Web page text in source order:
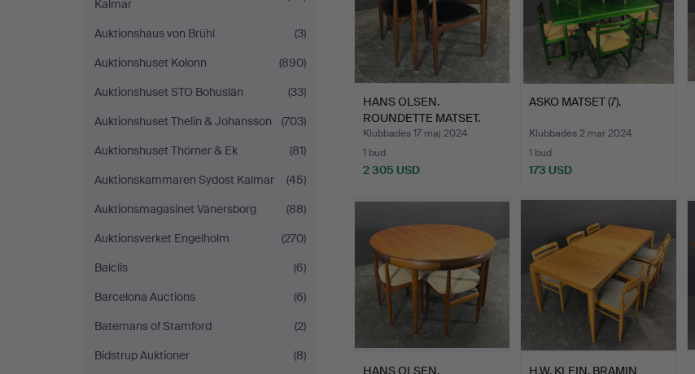
Kalmar
Auktionshaus von Brühl
(3)
Auktionshuset Kolonn
(890)
Auktionshuset STO Bohuslän
(33)
Auktionshuset Thelin & Johansson
(703)
Auktionshuset Thörner & Ek
(81)
Auktionskammaren Sydost Kalmar
(45)
Auktionsmagasinet Vänersborg
(88)
Auktionsverket Engelholm
(270)
Balclis
(6)
Barcelona Auctions
(6)
Batemans of Stamford
(2)
Bidstrup Auktioner
(8)
HANS OLSEN.
ROUNDETTE MATSET.
Klubbades 17 maj 2024
1 bud
2 305 USD
ASKO MATSET (7).
Klubbades 2 mar 2024
1 bud
173 USD
HANS OLSEN.
H.W. KLEIN. BRAMIN